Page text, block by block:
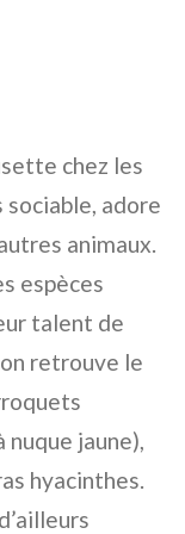
chez les
sociable, adore
animaux.
espèces
talent de
retrouve le
jaune),
hyacinthes.